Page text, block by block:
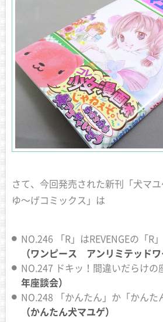
さて、今回発売された新刊「犬マ
ゆ〜げコミックス」は
NO.246 「R」はREVENGEの「R」
（ワンピース アンリミテッドワ
NO.247 ドキッ！間違いだらけの
年座談会）
NO.248 「かんたん」か「かんた
（かんたん犬マユゲ）